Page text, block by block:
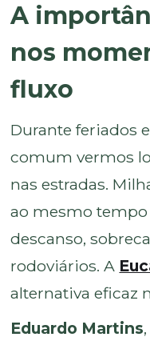
A
nos
fluxo
Durante feriados
comum vermos
nas estradas.
ao mesmo tempo
descanso,
rodoviários. A
alternativa eficaz
Eduardo Martins